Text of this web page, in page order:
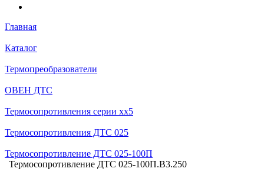
Главная
Каталог
Термопреобразователи
ОВЕН ДТС
Термосопротивления серии хх5
Термосопротивления ДТС 025
Термосопротивление ДТС 025-100П
Термосопротивление ДТС 025-100П.В3.250